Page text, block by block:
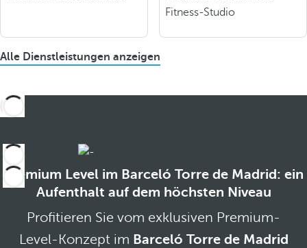
Fitness-Studio
Alle Dienstleistungen anzeigen
Premium Level im Barceló Torre de Madrid: ein
Aufenthalt auf dem höchsten Niveau
Profitieren Sie vom exklusiven Premium-
Level-Konzept im Barceló Torre de Madrid